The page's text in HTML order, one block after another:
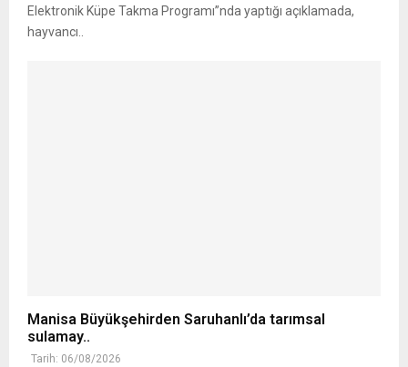
Elektronik Küpe Takma Programı”nda yaptığı açıklamada,
hayvancı..
Manisa Büyükşehirden Saruhanlı’da tarımsal
sulamay..
Tarih: 06/08/2026